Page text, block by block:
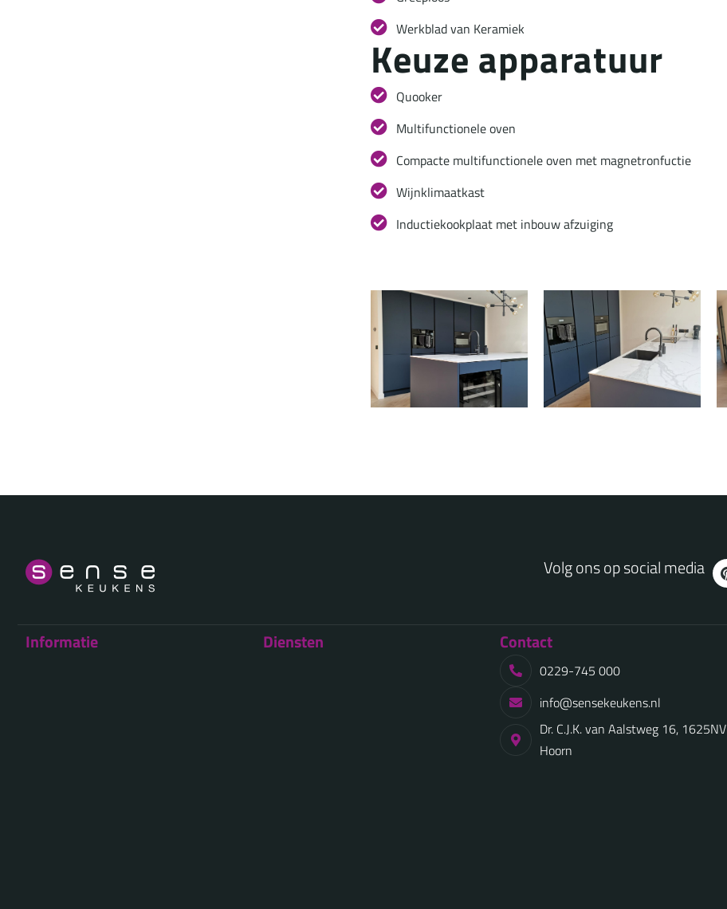
Werkblad van Keramiek
Keuze apparatuur
Quooker
Multifunctionele oven
Compacte multifunctionele oven met magnetronfuctie
Wijnklimaatkast
Inductiekookplaat met inbouw afzuiging
Volg ons op social media
Informatie Diensten Contact
0229-745 000
info@sensekeukens.nl
Dr. C.J.K. van Aalstweg 16, 1625NV
Hoorn